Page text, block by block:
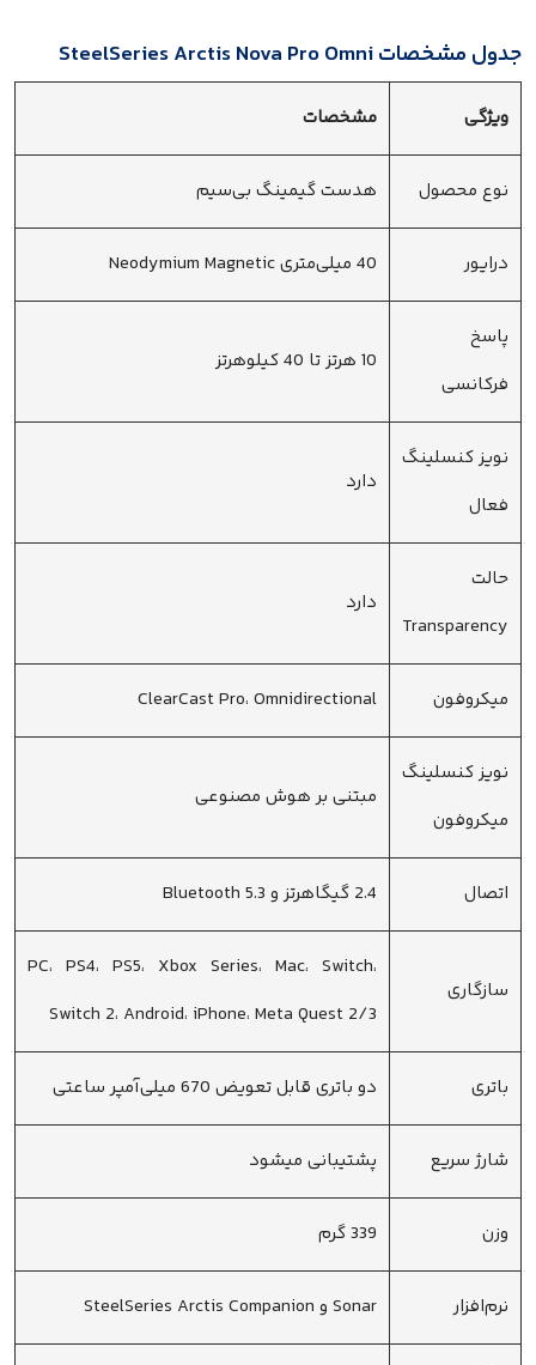
جدول مشخصات SteelSeries Arctis Nova Pro Omni
ویژگی مشخصات
نوع محصول هدست گیمینگ بی‌سیم
درایور 40 میلی‌متری Neodymium Magnetic
پاسخ
فرکانسی
10 هرتز تا 40 کیلوهرتز
نویز کنسلینگ
فعال
دارد
حالت
Transparency
دارد
میکروفون ClearCast Pro، Omnidirectional
نویز کنسلینگ
میکروفون
مبتنی بر هوش مصنوعی
اتصال 2.4 گیگاهرتز و Bluetooth 5.3
سازگاری
PC، PS4، PS5، Xbox Series، Mac، Switch،
Switch 2، Android، iPhone، Meta Quest 2/3
باتری دو باتری قابل تعویض 670 میلی‌آمپر ساعتی
شارژ سریع پشتیبانی میشود
وزن 339 گرم
نرم‌افزار Sonar و SteelSeries Arctis Companion